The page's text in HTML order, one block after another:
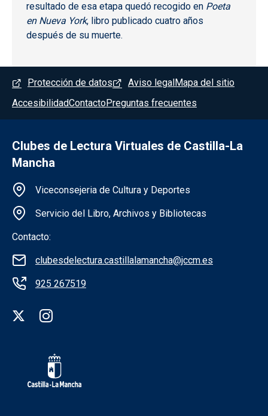
resultado de esa etapa quedó recogido en Poeta
en Nueva York, libro publicado cuatro años
después de su muerte.
Menú del pie
Protección de datos Aviso legal Mapa del sitio
AccesibilidadContactoPreguntas frecuentes
Clubes de Lectura Virtuales de Castilla-La
Mancha
Información de la institución
Viceconsejeria de Cultura y Deportes
Servicio del Libro, Archivos y Bibliotecas
Contacto:
clubesdelectura.castillalamancha@jccm.es
925 267519
Redes sociales institución